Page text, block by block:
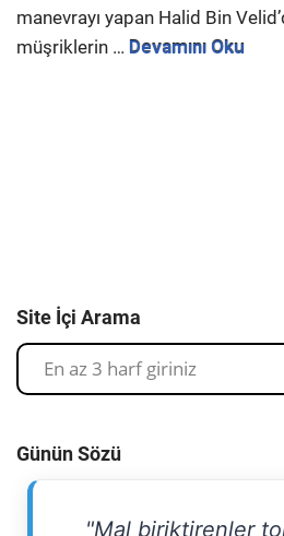
manevrayı yapan Halid Bin
müşriklerin … Devamını Oku
Site İçi Arama
Günün Sözü
"Mal biriktirenler